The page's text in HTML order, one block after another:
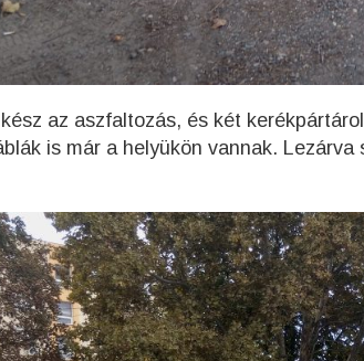
az aszfaltozás, és két
is már a helyükön vannak.